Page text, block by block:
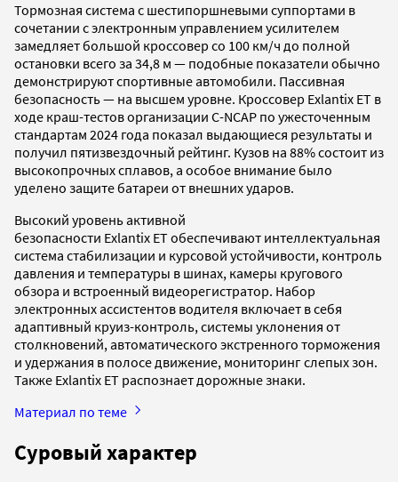
Тормозная система с шестипоршневыми суппортами в
сочетании с электронным управлением усилителем
замедляет большой кроссовер со 100 км/ч до полной
остановки всего за 34,8 м — подобные показатели обычно
демонстрируют спортивные автомобили. Пассивная
безопасность — на высшем уровне. Кроссовер Exlantix ET в
ходе краш-тестов организации C-NCAP по ужесточенным
стандартам 2024 года показал выдающиеся результаты и
получил пятизвездочный рейтинг. Кузов на 88% состоит из
высокопрочных сплавов, а особое внимание было
уделено защите батареи от внешних ударов.
Высокий уровень активной
безопасности Exlantix ET обеспечивают интеллектуальная
система стабилизации и курсовой устойчивости, контроль
давления и температуры в шинах, камеры кругового
обзора и встроенный видеорегистратор. Набор
электронных ассистентов водителя включает в себя
адаптивный круиз-контроль, системы уклонения от
столкновений, автоматического экстренного торможения
и удержания в полосе движение, мониторинг слепых зон.
Также Exlantix ET распознает дорожные знаки.
Материал по теме
Суровый характер